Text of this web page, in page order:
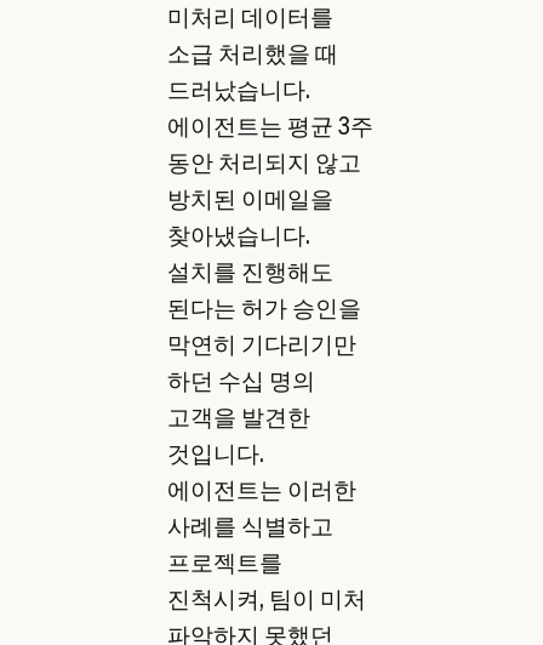
미처리 데이터를
소급 처리했을 때
드러났습니다.
에이전트는 평균 3주
동안 처리되지 않고
방치된 이메일을
찾아냈습니다.
설치를 진행해도
된다는 허가 승인을
막연히 기다리기만
하던 수십 명의
고객을 발견한
것입니다.
에이전트는 이러한
사례를 식별하고
프로젝트를
진척시켜, 팀이 미처
파악하지 못했던